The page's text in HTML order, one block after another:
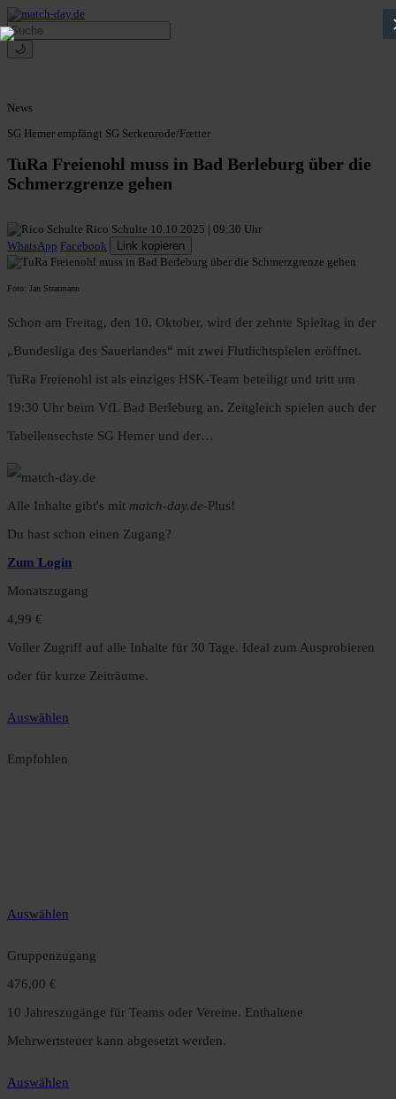
🌙
News
SG Hemer empfängt SG Serkenrode/Fretter
TuRa Freienohl muss in Bad Berleburg über die
Schmerzgrenze gehen
Rico Schulte 10.10.2025 | 09:30 Uhr
WhatsApp Facebook Link kopieren
Foto: Jan Stratmann
Schon am Freitag, den 10. Oktober, wird der zehnte Spieltag in der
„Bundesliga des Sauerlandes“ mit zwei Flutlichtspielen eröffnet.
TuRa Freienohl ist als einziges HSK-Team beteiligt und tritt um
19:30 Uhr beim VfL Bad Berleburg an. Zeitgleich spielen auch der
Tabellensechste SG Hemer und der…
Alle Inhalte gibt's mit match-day.de-Plus!
Du hast schon einen Zugang?
Zum Login
Monatszugang
4,99 €
Voller Zugriff auf alle Inhalte für 30 Tage. Ideal zum Ausprobieren
oder für kurze Zeiträume.
Auswählen
Empfohlen
Auswählen
Gruppenzugang
476,00 €
10 Jahreszugänge für Teams oder Vereine. Enthaltene
Mehrwertsteuer kann abgesetzt werden.
Auswählen